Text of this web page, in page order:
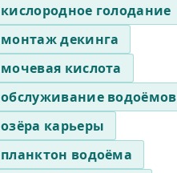
кислородное голодание
монтаж декинга
мочевая кислота
обслуживание водоёмов
озёра карьеры
планктон водоёма